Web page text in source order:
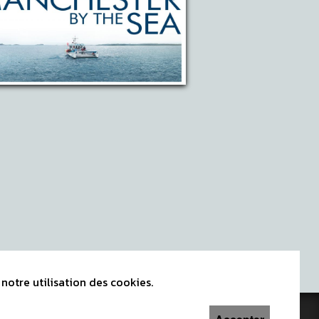
utilisation des cookies.